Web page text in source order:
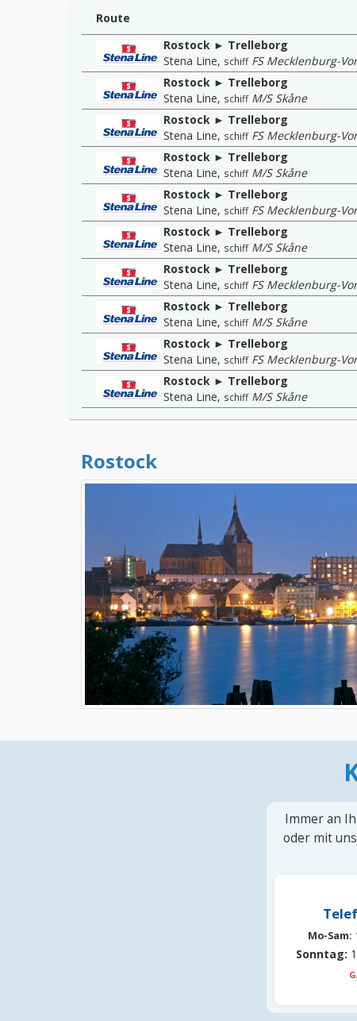
Route
Rostock ► Trelleborg
Stena Line, schiff FS Mecklenburg-
Rostock ► Trelleborg
Stena Line, schiff M/S Skåne
Rostock ► Trelleborg
Stena Line, schiff FS Mecklenburg-
Rostock ► Trelleborg
Stena Line, schiff M/S Skåne
Rostock ► Trelleborg
Stena Line, schiff FS Mecklenburg-
Rostock ► Trelleborg
Stena Line, schiff M/S Skåne
Rostock ► Trelleborg
Stena Line, schiff FS Mecklenburg-
Rostock ► Trelleborg
Stena Line, schiff M/S Skåne
Rostock ► Trelleborg
Stena Line, schiff FS Mecklenburg-
Rostock ► Trelleborg
Stena Line, schiff M/S Skåne
Rostock
Immer an
oder mit
Mo-Sam:
Sonntag: